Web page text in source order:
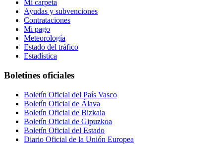
Mi carpeta
Ayudas y subvenciones
Contrataciones
Mi pago
Meteorología
Estado del tráfico
Estadística
Boletines oficiales
Boletín Oficial del País Vasco
Boletín Oficial de Álava
Boletín Oficial de Bizkaia
Boletín Oficial de Gipuzkoa
Boletín Oficial del Estado
Diario Oficial de la Unión Europea